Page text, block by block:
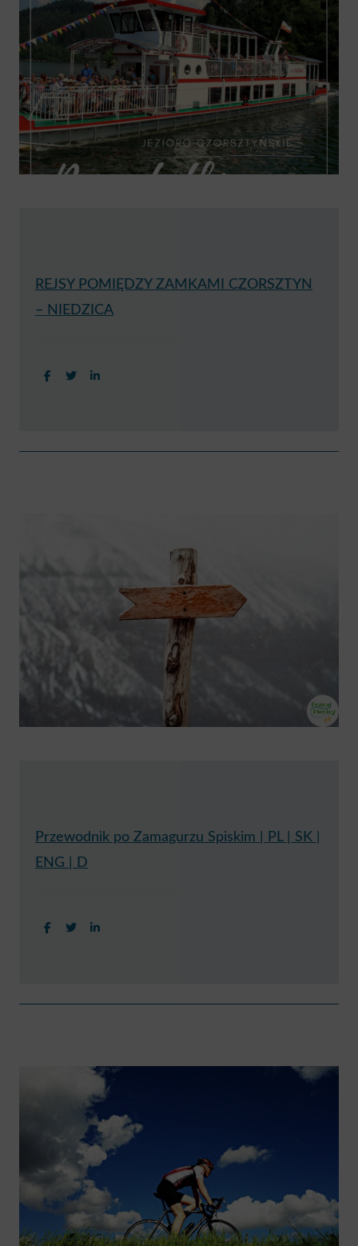
REJSY POMIĘDZY ZAMKAMI CZORSZTYN
– NIEDZICA
Przewodnik po Zamagurzu Spiskim | PL | SK |
ENG | D